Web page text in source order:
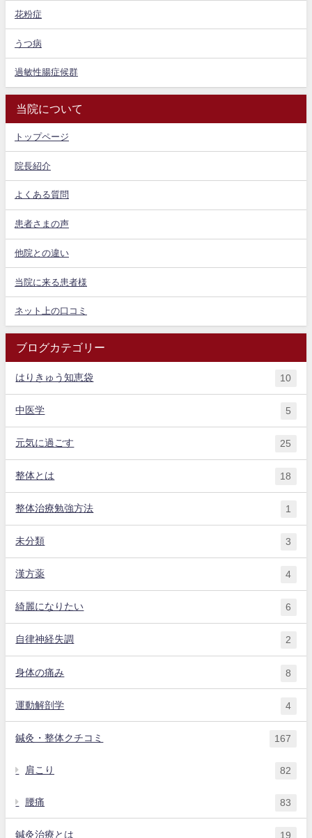
花粉症
うつ病
過敏性腸症候群
当院について
トップページ
院長紹介
よくある質問
患者さまの声
他院との違い
当院に来る患者様
ネット上の口コミ
ブログカテゴリー
はりきゅう知恵袋 10
中医学 5
元気に過ごす 25
整体とは 18
整体治療勉強方法 1
未分類 3
漢方薬 4
綺麗になりたい 6
自律神経失調 2
身体の痛み 8
運動解剖学 4
鍼灸・整体クチコミ 167
肩こり 82
腰痛 83
鍼灸治療とは 19